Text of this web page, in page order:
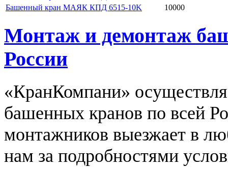
Башенный кран МАЯК КПД 6515-10K
10000
Монтаж и демонтаж
России
«КранКомпани»
башенных кранов по всей
монтажников выезжает в
нам за подробностями